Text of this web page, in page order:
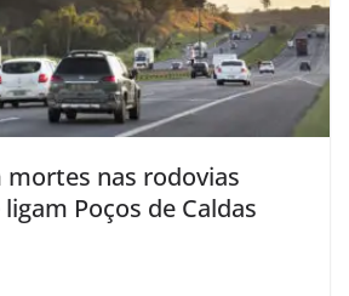
mortes nas rodovias
Poços de Caldas